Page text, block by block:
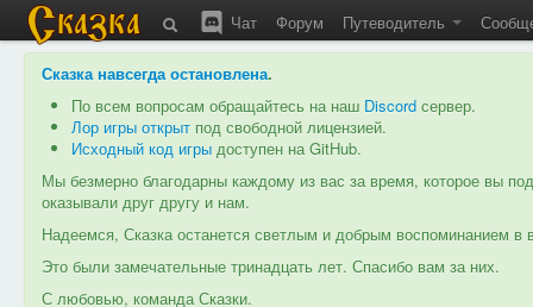
Чат Форум Путеводитель
Сказка навсегда остановлена.
По всем вопросам обращайтесь на наш Discord сервер.
Лор игры открыт под свободной лицензией.
Исходный код игры доступен на GitHub.
Мы безмерно благодарны каждому из вас за время, которое вы
оказывали друг другу и нам.
Надеемся, Сказка останется светлым и добрым воспоминанием
Это были замечательные тринадцать лет. Спасибо вам за них.
С любовью, команда Сказки.